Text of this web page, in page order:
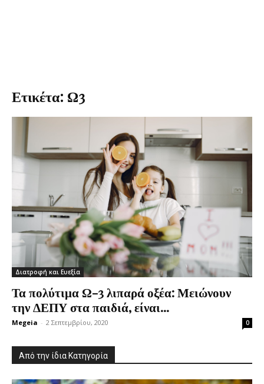
Ετικέτα: Ω3
Διατροφή και Ευεξία
Τα πολύτιμα Ω-3 λιπαρά οξέα: Μειώνουν
την ΔΕΠΥ στα παιδιά, είναι...
Megeia - 2 Σεπτεμβρίου, 2020 0
Από την ίδια Κατηγορία